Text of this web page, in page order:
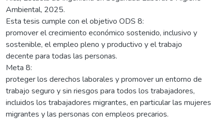
Ambiental, 2025.
Esta tesis cumple con el objetivo ODS 8:
promover el crecimiento económico sostenido, inclusivo y
sostenible, el empleo pleno y productivo y el trabajo
decente para todas las personas.
Meta 8:
proteger los derechos laborales y promover un entorno de
trabajo seguro y sin riesgos para todos los trabajadores,
incluidos los trabajadores migrantes, en particular las mujeres
migrantes y las personas con empleos precarios.